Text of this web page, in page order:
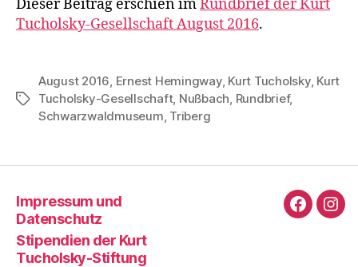
Dieser Beitrag erschien imRundbrief der Kurt
Tucholsky-Gesellschaft August 2016.
Schlagwörter
August 2016 Ernest Hemingway, Kurt Tucholsky, Kurt
Tucholsky-Gesellschaft, Nußbach Rundbrief,
Schwarzwaldmuseum Triberg
Impressum und
Datenschutz
Stipendien der Kurt
Tucholsky-Stiftung